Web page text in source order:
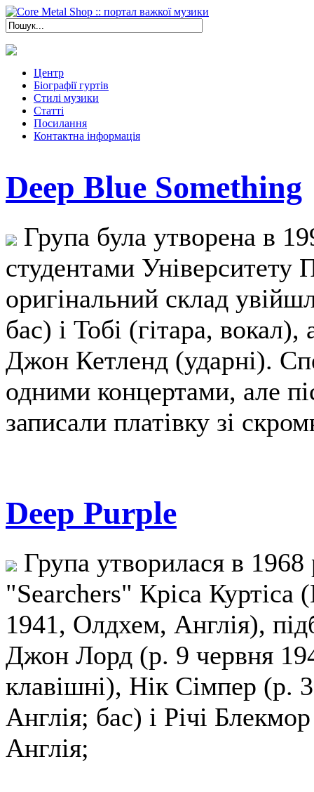
Центр
Біографії гуртів
Стилі музики
Статті
Посилання
Контактна інформація
Deep Blue Something
Група була утворена в
студентами Університету
оригінальний склад
бас) і Тобі (гітара,
Джон Кетленд (ударні).
одними концертами, але
записали платівку зі
Deep Purple
Група утворилася в
"Searchers" Кріса
1941, Олдхем, Англія),
Джон Лорд (р. 9 червня
клавішні), Нік Сімпер (р.
Англія; бас) і Річі
Англія;